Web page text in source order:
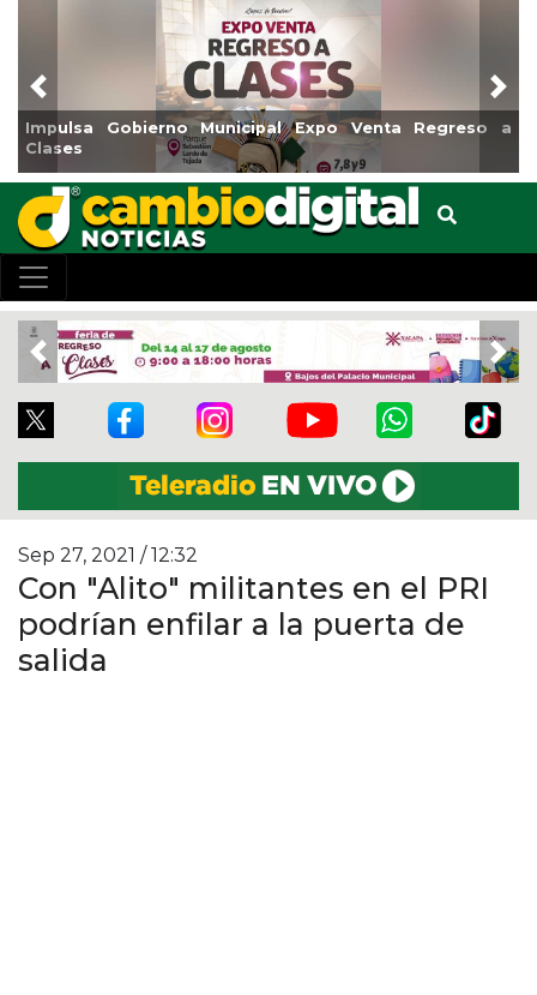
Impulsa Gobierno Municipal Expo Venta Regreso a
Clases
Previous
Previous
Sep 27, 2021 / 12:32
Con "Alito" militantes en el PRI
podrían enfilar a la puerta de
salida